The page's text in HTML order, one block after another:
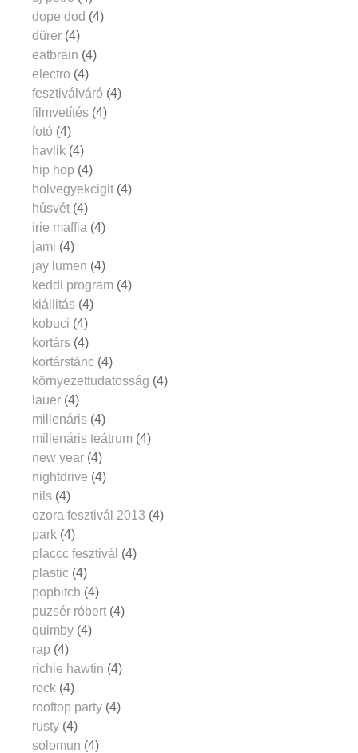
dope dod (4)
dürer (4)
eatbrain (4)
electro (4)
fesztiválváró (4)
filmvetítés (4)
fotó (4)
havlik (4)
hip hop (4)
holvegyekcigit (4)
húsvét (4)
irie maffia (4)
jami (4)
jay lumen (4)
keddi program (4)
kiállitás (4)
kobuci (4)
kortárs (4)
kortárstánc (4)
környezettudatosság (4)
lauer (4)
millenáris (4)
millenáris teátrum (4)
new year (4)
nightdrive (4)
nils (4)
ozora fesztivál 2013 (4)
park (4)
placcc fesztivál (4)
plastic (4)
popbitch (4)
puzsér róbert (4)
quimby (4)
rap (4)
richie hawtin (4)
rock (4)
rooftop party (4)
rusty (4)
solomun (4)